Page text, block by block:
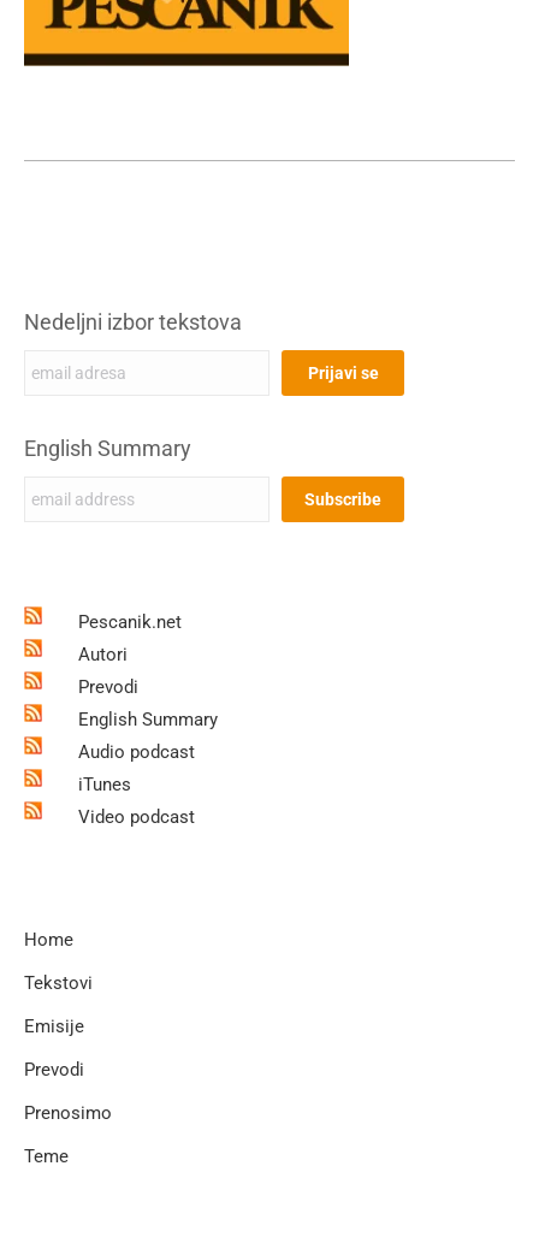
Nedeljni izbor tekstova
English Summary
Pescanik.net
Autori
Prevodi
English Summary
Audio podcast
iTunes
Video podcast
Home
Tekstovi
Emisije
Prevodi
Prenosimo
Teme